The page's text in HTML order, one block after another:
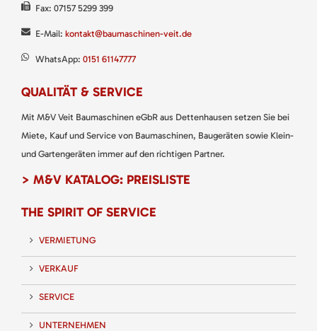
Fax: 07157 5299 399
E-Mail: kontakt@baumaschinen-veit.de
WhatsApp: 0151 61147777
QUALITÄT & SERVICE
Mit M&V Veit Baumaschinen eGbR aus Dettenhausen setzen Sie bei
Miete, Kauf und Service von Baumaschinen, Baugeräten sowie Klein-
und Gartengeräten immer auf den richtigen Partner.
> M&V KATALOG: PREISLISTE
THE SPIRIT OF SERVICE
VERMIETUNG
VERKAUF
SERVICE
UNTERNEHMEN